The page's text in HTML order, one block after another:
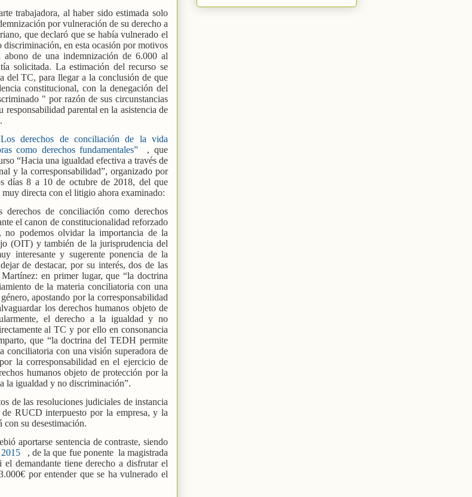
trabajadora, al haber sido estimada solo
por vulneración de su derecho a
que declaró que se había vulnerado el
en esta ocasión por motivos
abono de una indemnización de 6.000 al
solicitada. La estimación del recurso se
del TC, para llegar a la conclusión de que
constitucional, con la denegación del
" por razón de sus circunstancias
parental en la asistencia de
derechos de conciliación de la vida
como derechos fundamentales” , que
“Hacia una igualdad efectiva a través de
y la corresponsabilidad”, organizado por
días 8 a 10 de octubre de 2018, del que
directa con el litigio ahora examinado:
de conciliación como derechos
el canon de constitucionalidad reforzado
podemos olvidar la importancia de la
(OIT) y también de la jurisprudencia del
interesante y sugerente ponencia de la
de destacar, por su interés, dos de las
en primer lugar, que “la doctrina
de la materia conciliatoria con una
apostando por la corresponsabilidad
los derechos humanos objeto de
el derecho a la igualdad y no
al TC y por ello en consonancia
que “la doctrina del TEDH permite
conciliatoria con una visión superadora de
la corresponsabilidad en el ejercicio de
humanos objeto de protección por la
la igualdad y no discriminación”.
de las resoluciones judiciales de instancia
RUCD interpuesto por la empresa, y la
su desestimación.
aportarse sentencia de contraste, siendo
, de la que fue ponente la magistrada
demandante tiene derecho a disfrutar el
por entender que se ha vulnerado el